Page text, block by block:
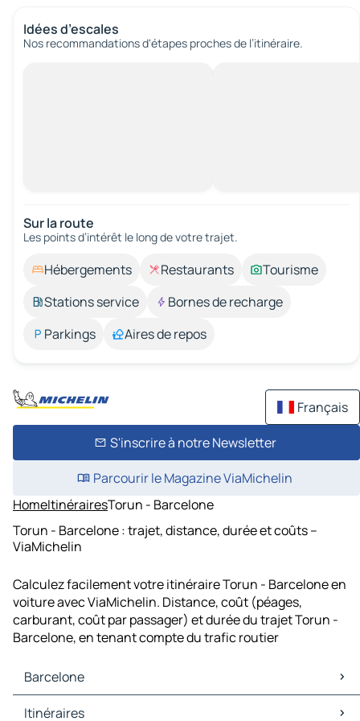
Idées d’escales
Nos recommandations d'étapes proches de l’itinéraire.
Sur la route
Les points d’intérêt le long de votre trajet.
Hébergements Restaurants
Tourisme
Stations service
Bornes de recharge
Parkings
Aires de repos
Français
S'inscrire à notre Newsletter
Parcourir le Magazine ViaMichelin
HomeItinérairesTorun - Barcelone
Torun - Barcelone : trajet, distance, durée et coûts –
ViaMichelin
Calculez facilement votre itinéraire Torun - Barcelone en
voiture avec ViaMichelin. Distance, coût (péages,
carburant, coût par passager) et durée du trajet Torun -
Barcelone, en tenant compte du trafic routier
Barcelone
Barcelone Cartes et plans
Itinéraires